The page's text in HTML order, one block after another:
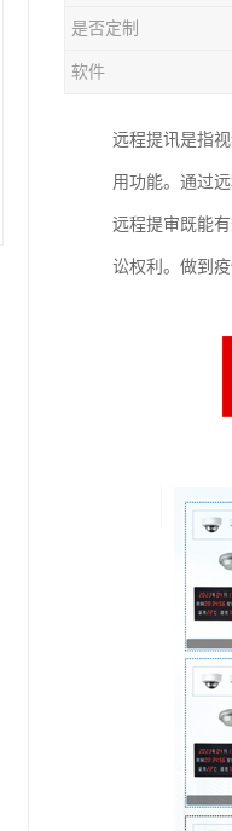
是否定制
软件
远程提讯是指
用功能。通过
远程提审既能
讼权利。做到